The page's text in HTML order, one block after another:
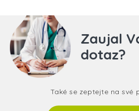
Zaujal
dotaz?
Také se zeptejte na své